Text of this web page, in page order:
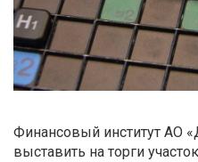
Финансовый институт АО
выставить на торги